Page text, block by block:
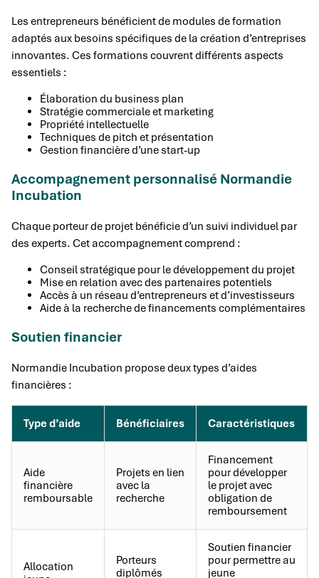
Les entrepreneurs bénéficient de modules de formation
adaptés aux besoins spécifiques de la création d’entreprises
innovantes. Ces formations couvrent différents aspects
essentiels :
Élaboration du business plan
Stratégie commerciale et marketing
Propriété intellectuelle
Techniques de pitch et présentation
Gestion financière d’une start-up
Accompagnement personnalisé Normandie
Incubation
Chaque porteur de projet bénéficie d’un suivi individuel par
des experts. Cet accompagnement comprend :
Conseil stratégique pour le développement du projet
Mise en relation avec des partenaires potentiels
Accès à un réseau d’entrepreneurs et d’investisseurs
Aide à la recherche de financements complémentaires
Soutien financier
Normandie Incubation propose deux types d’aides
financières :
Type d’aide Bénéficiaires Caractéristiques
Aide
financière
remboursable
Projets en lien
avec la
recherche
Financement
pour développer
le projet avec
obligation de
remboursement
Allocation
Porteurs
diplômés
Soutien financier
pour permettre au
jeune